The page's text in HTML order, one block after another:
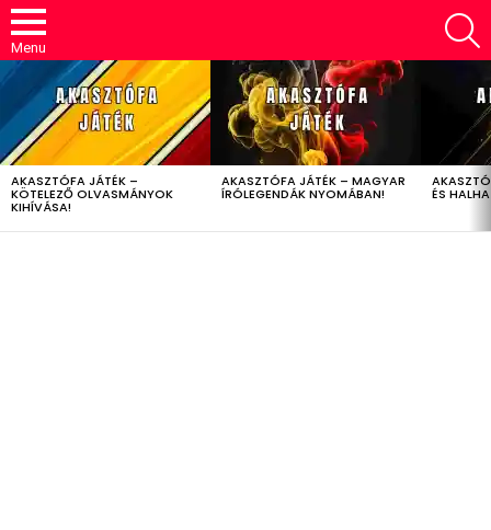
Menu
LATEST
STORIES
AKASZTÓFA JÁTÉK –
KÖTELEZŐ OLVASMÁNYOK
KIHÍVÁSA!
AKASZTÓFA JÁTÉK – MAGYAR
ÍRÓLEGENDÁK NYOMÁBAN! ÉS